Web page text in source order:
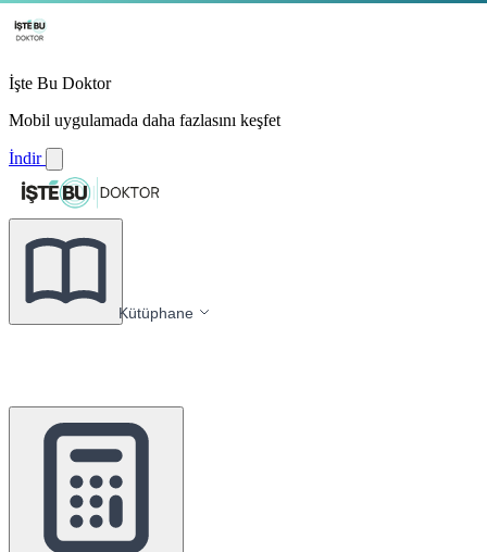
İşte Bu Doktor
Mobil uygulamada daha fazlasını keşfet
İndir
Kütüphane